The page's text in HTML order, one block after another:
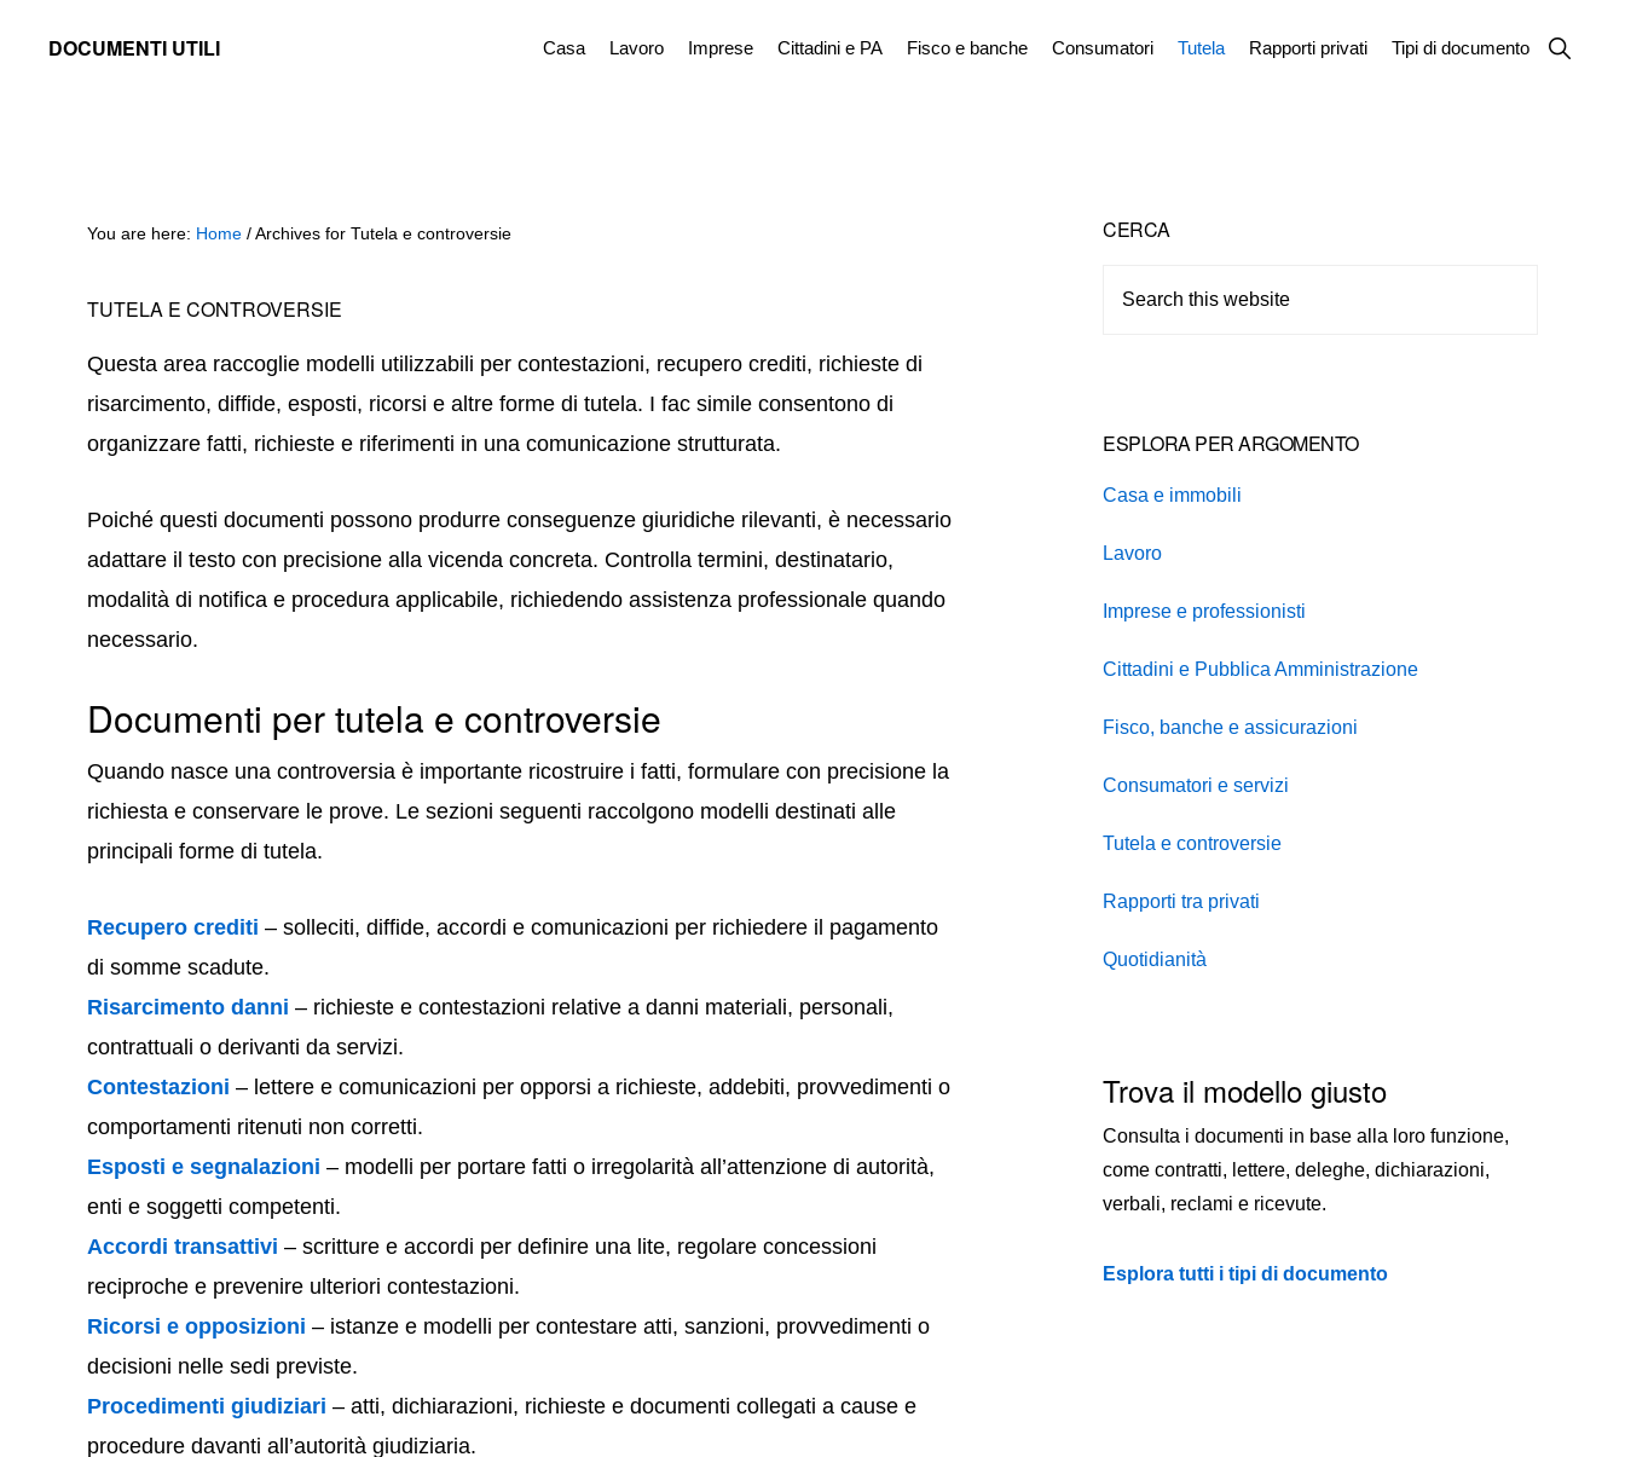
DOCUMENTI UTILI
Stampare
Casa Lavoro Imprese Cittadini e PA Fisco e banche Consumatori Tutela Rapporti privati Tipi di documento
Show
Search
You are here: Home /Archives for Tutela e controversie
TUTELA E CONTROVERSIE
Questa area raccoglie modelli utilizzabili per contestazioni, recupero crediti, richieste di
risarcimento, diffide, esposti, ricorsi e altre forme di tutela. I fac simile consentono di
organizzare fatti, richieste e riferimenti in una comunicazione strutturata.
Poiché questi documenti possono produrre conseguenze giuridiche rilevanti, è necessario
adattare il testo con precisione alla vicenda concreta. Controlla termini, destinatario,
modalità di notifica e procedura applicabile, richiedendo assistenza professionale quando
necessario.
Documenti per tutela e controversie
Quando nasce una controversia è importante ricostruire i fatti, formulare con precisione la
richiesta e conservare le prove. Le sezioni seguenti raccolgono modelli destinati alle
principali forme di tutela.
Recupero crediti – solleciti, diffide, accordi e comunicazioni per richiedere il pagamento
di somme scadute.
Risarcimento danni – richieste e contestazioni relative a danni materiali, personali,
contrattuali o derivanti da servizi.
Contestazioni – lettere e comunicazioni per opporsi a richieste, addebiti, provvedimenti o
comportamenti ritenuti non corretti.
Esposti e segnalazioni – modelli per portare fatti o irregolarità all’attenzione di autorità,
enti e soggetti competenti.
Accordi transattivi – scritture e accordi per definire una lite, regolare concessioni
reciproche e prevenire ulteriori contestazioni.
Ricorsi e opposizioni – istanze e modelli per contestare atti, sanzioni, provvedimenti o
decisioni nelle sedi previste.
Procedimenti giudiziari – atti, dichiarazioni, richieste e documenti collegati a cause e
procedure davanti all’autorità giudiziaria.
Primary
Sidebar
CERCA
ESPLORA PER ARGOMENTO
Casa e immobili
Lavoro
Imprese e professionisti
Cittadini e Pubblica Amministrazione
Fisco, banche e assicurazioni
Consumatori e servizi
Tutela e controversie
Rapporti tra privati
Quotidianità
Trova il modello giusto
Consulta i documenti in base alla loro funzione,
come contratti, lettere, deleghe, dichiarazioni,
verbali, reclami e ricevute.
Esplora tutti i tipi di documento